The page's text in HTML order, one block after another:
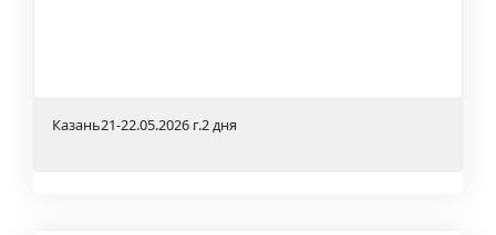
Казань21-22.05.2026 г.2 дня